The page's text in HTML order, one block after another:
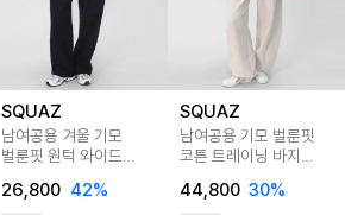
SQUAZ
남여공용 겨울 기모
벌룬핏 원턱 와이드
26,800 42%
SQUAZ
남여공용 기모 벌룬핏
코튼 트레이닝 바지
44,800 30%